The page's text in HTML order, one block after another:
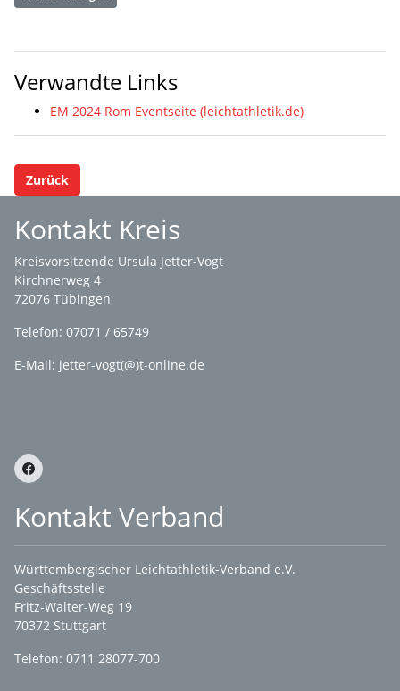
Verwandte Links
EM 2024 Rom Eventseite (leichtathletik.de)
Zurück
Kontakt Kreis
Kreisvorsitzende Ursula Jetter-Vogt
Kirchnerweg 4
72076 Tübingen
Telefon: 07071 / 65749
E-Mail: jetter-vogt(@)t-online.de
Kontakt Verband
Württembergischer Leichtathletik-Verband e.V.
Geschäftsstelle
Fritz-Walter-Weg 19
70372 Stuttgart
Telefon: 0711 28077-700